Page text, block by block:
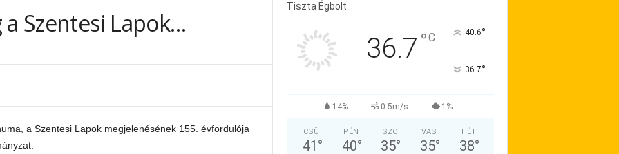
Szentesi Lapok…
a Szentesi Lapok megjelenésének 155. évfordulója
Tiszta Égbolt
36.7 °C 40.6°
36.7°
14% 0.5m/s 1%
CSÜ
41 °
PÉN
40°
SZO
35°
VAS
35°
HÉT
38°